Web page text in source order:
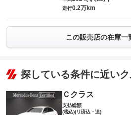
走行0.2万km
この販売店の在庫一
探している条件に近い
Ｃクラス
支払総額
(税込)(リ済込・追)